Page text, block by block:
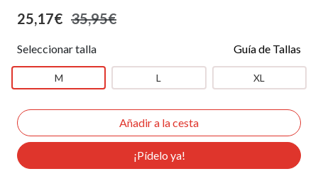
25,17€ 35,95€
Seleccionar talla Guía de Tallas
M L XL
¡Pídelo ya!